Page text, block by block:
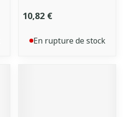
10,82 €
En rupture de stock